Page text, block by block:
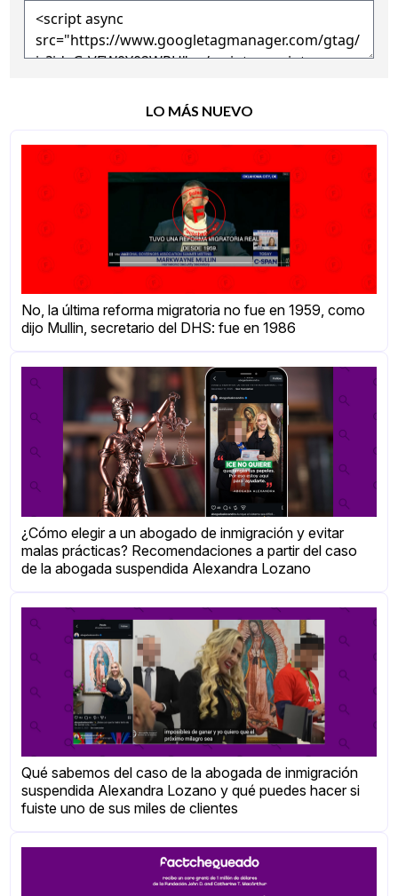
LO MÁS NUEVO
No, la última reforma migratoria no fue en 1959, como
dijo Mullin, secretario del DHS: fue en 1986
¿Cómo elegir a un abogado de inmigración y evitar
malas prácticas? Recomendaciones a partir del caso
de la abogada suspendida Alexandra Lozano
Qué sabemos del caso de la abogada de inmigración
suspendida Alexandra Lozano y qué puedes hacer si
fuiste uno de sus miles de clientes